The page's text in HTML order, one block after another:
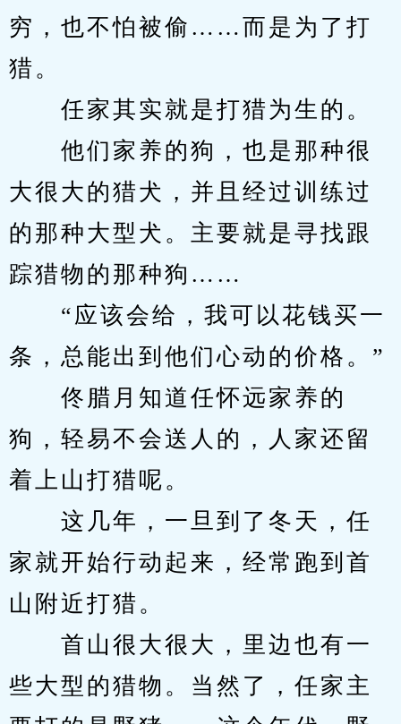
穷，也不怕被偷……而是为了打
猎。
任家其实就是打猎为生的。
他们家养的狗，也是那种很
大很大的猎犬，并且经过训练过
的那种大型犬。主要就是寻找跟
踪猎物的那种狗……
“应该会给，我可以花钱买一
条，总能出到他们心动的价格。”
佟腊月知道任怀远家养的
狗，轻易不会送人的，人家还留
着上山打猎呢。
这几年，一旦到了冬天，任
家就开始行动起来，经常跑到首
山附近打猎。
首山很大很大，里边也有一
些大型的猎物。当然了，任家主